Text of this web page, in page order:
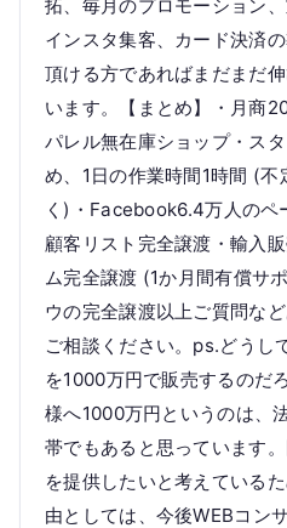
拓、毎月のプロモーション
インスタ集客、カード決済
頂ける方であればまだまだ
います。【まとめ】・月商
パレル無在庫ショップ・ス
め、1日の作業時間1時間 (
く)・Facebook6.4万人のペ
顧客リスト完全譲渡・輸入
ム完全譲渡 (1か月間有償サ
ウの完全譲渡以上ご質問な
ご相談ください。ps.どうし
を1000万円で販売するの
様へ1000万円というのは、
帯でもあると思っています
を提供したいと考えている
由としては、今後WEBコン